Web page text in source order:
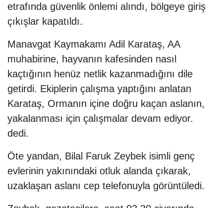
etrafında güvenlik önlemi alındı, bölgeye giriş
çıkışlar kapatıldı.
Manavgat Kaymakamı Adil Karataş, AA
muhabirine, hayvanın kafesinden nasıl
kaçtığının henüz netlik kazanmadığını dile
getirdi. Ekiplerin çalışma yaptığını anlatan
Karataş, Ormanın içine doğru kaçan aslanın,
yakalanması için çalışmalar devam ediyor.
dedi.
Öte yandan, Bilal Faruk Zeybek isimli genç
evlerinin yakınındaki otluk alanda çıkarak,
uzaklaşan aslanı cep telefonuyla görüntüledi.